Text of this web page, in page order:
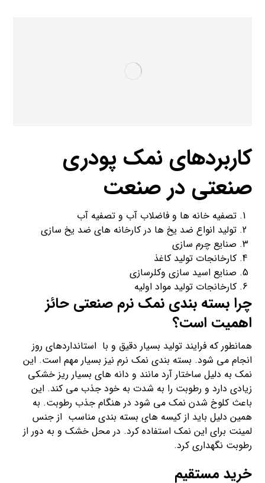
کاربردهای نمک پودری
صنعتی در صنعت
تصفیه خانه ها و فاضلاب آب و تصفیه آب
تولید انواع ضد یخ ها در کارخانه های ضد یخ سازی
صنایع چرم سازی
کارخانجات تولید کاغذ
صنایع اسید سازی وکلرسازی
کارخانجات تولید مواد اولیه
چرا بسته بندی نمک نرم صنعتی حائز
اهمیت است؟
همانطور که فرایند تولید بسیار دقیق و با استانداردهای روز
انجام می شود. بسته بندی نمک نرم نیز بسیار مهم است. این
نمک به دلیل ساختار آرد مانند و دانه های بسیار ریز خشکی
زیادی دارد و رطوبت را به شدت به خود جذب می کند. این
باعث کلوخ شدن نمک می شود در هنگام جذب رطوبت. به
همین دلیل باید از کیسه های بسته بندی مناسب از جنس
لمینت برای این نمک استفاده کرد. در محل خشک و به دور از
رطوبت نگهداری کرد.
خرید مستقیم